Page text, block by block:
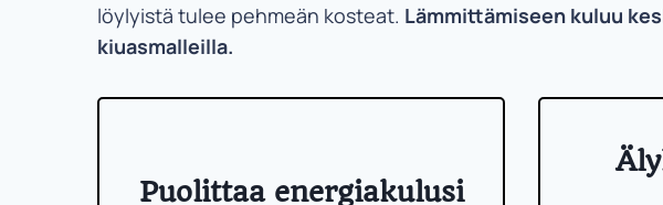
löylyistä tulee pehmeän kosteat. Lämmittämiseen kuluu
kiuasmalleilla.
Puolittaa energiakulusi